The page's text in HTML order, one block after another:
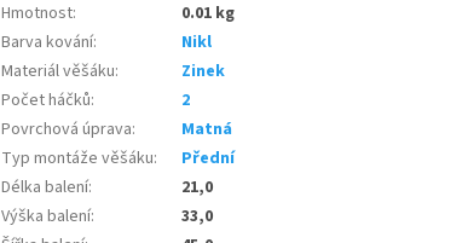
Hmotnost:
0.01 kg
Barva kování:
Nikl
Materiál věšáku:
Zinek
Počet háčků:
2
Povrchová úprava:
Matná
Typ montáže věšáku:
Přední
Délka balení:
21,0
Výška balení:
33,0